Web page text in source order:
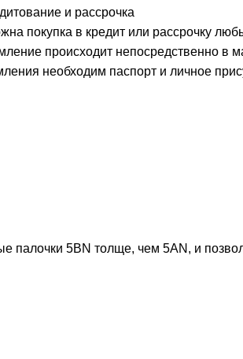
и рассрочка
покупка в кредит или рассрочку
происходит непосредственно в
необходим паспорт и личное
палочки 5BN толще, чем 5AN, и